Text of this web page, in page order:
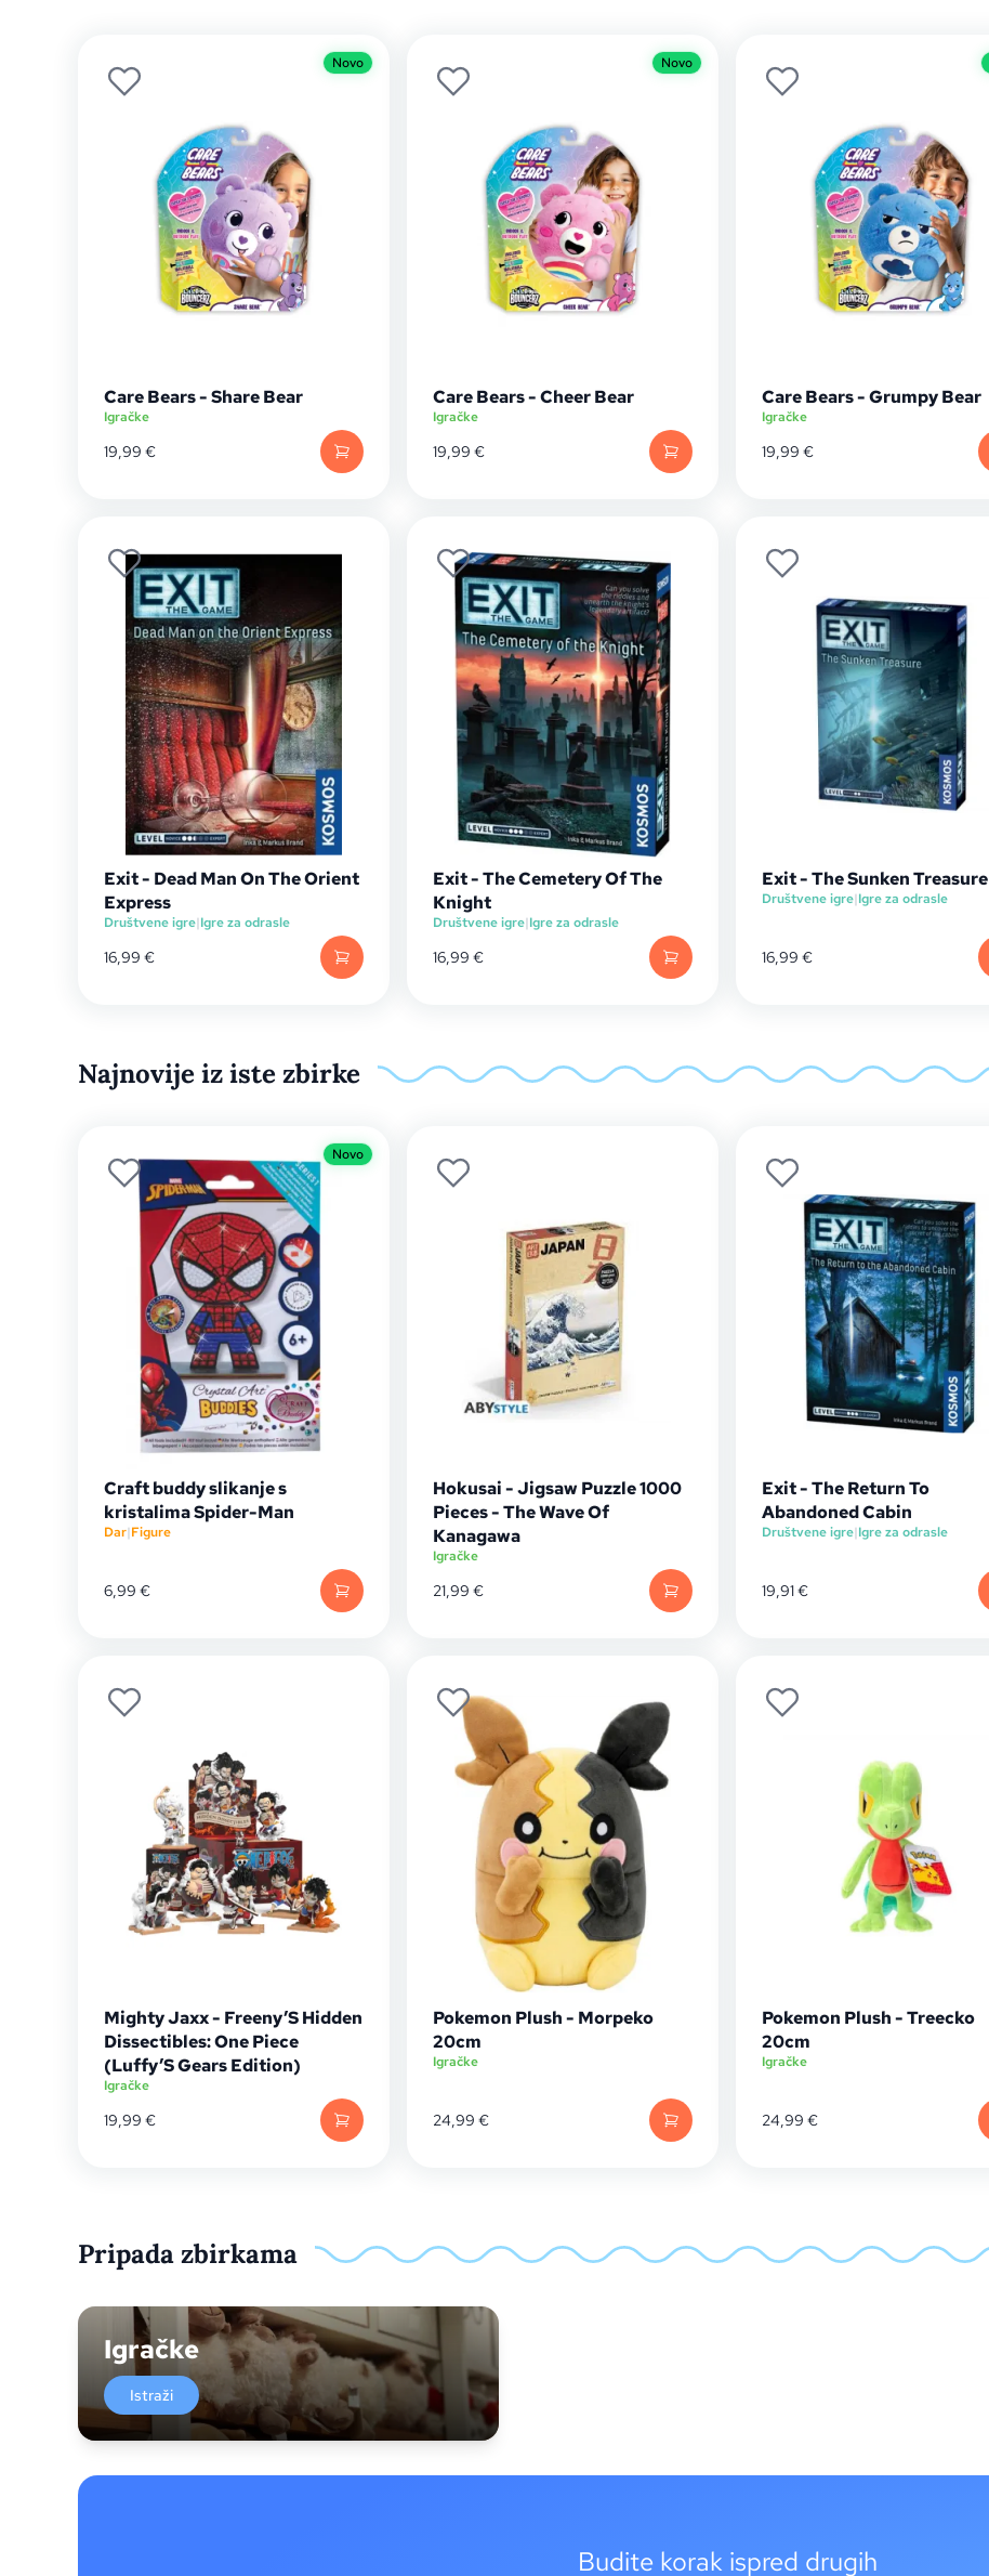
Novo
Care Bears - Share Bear
Igračke
19,99 €
Novo
Care Bears - Cheer Bear
Igračke
19,99 €
Care Bears - Grumpy Bear
Igračke
19,99 €
Exit - Dead Man On The Orient
Express
Društvene igre|Igre za odrasle
16,99 €
Exit - The Cemetery Of The
Knight
Društvene igre|Igre za odrasle
16,99 €
Exit - The Sunken Treasure
Društvene igre|Igre za odrasle
16,99 €
Najnovije iz iste zbirke
Novo
Craft buddy slikanje s
kristalima Spider-Man
Dar|Figure
6,99 €
Hokusai - Jigsaw Puzzle 1000
Pieces - The Wave Of
Kanagawa
Igračke
21,99 €
Exit - The Return To
Abandoned Cabin
Društvene igre|Igre za odrasle
19,91€
Mighty Jaxx - Freeny’S Hidden
Dissectibles: One Piece
(Luffy’S Gears Edition)
Igračke
19,99 €
Pokemon Plush - Morpeko
20cm
Igračke
24,99 €
Pokemon Plush - Treecko
20cm
Igračke
24,99 €
Pripada zbirkama
Igračke
Istraži
Budite korak ispred drugih